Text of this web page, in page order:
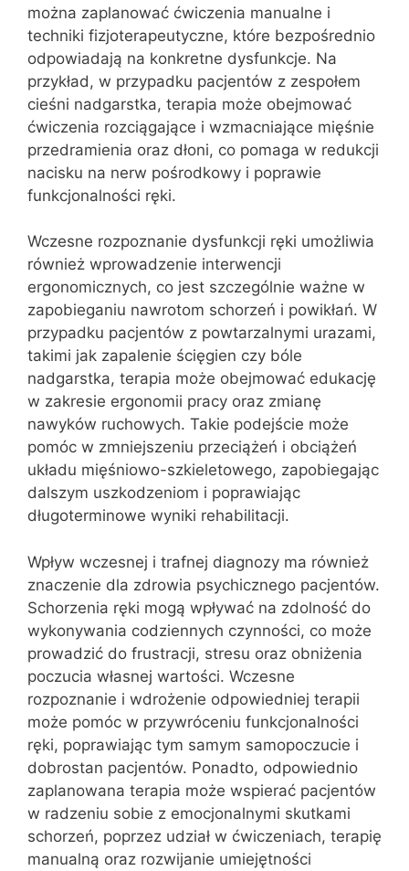
można zaplanować ćwiczenia manualne i
techniki fizjoterapeutyczne, które bezpośrednio
odpowiadają na konkretne dysfunkcje. Na
przykład, w przypadku pacjentów z zespołem
cieśni nadgarstka, terapia może obejmować
ćwiczenia rozciągające i wzmacniające mięśnie
przedramienia oraz dłoni, co pomaga w redukcji
nacisku na nerw pośrodkowy i poprawie
funkcjonalności ręki.
Wczesne rozpoznanie dysfunkcji ręki umożliwia
również wprowadzenie interwencji
ergonomicznych, co jest szczególnie ważne w
zapobieganiu nawrotom schorzeń i powikłań. W
przypadku pacjentów z powtarzalnymi urazami,
takimi jak zapalenie ścięgien czy bóle
nadgarstka, terapia może obejmować edukację
w zakresie ergonomii pracy oraz zmianę
nawyków ruchowych. Takie podejście może
pomóc w zmniejszeniu przeciążeń i obciążeń
układu mięśniowo-szkieletowego, zapobiegając
dalszym uszkodzeniom i poprawiając
długoterminowe wyniki rehabilitacji.
Wpływ wczesnej i trafnej diagnozy ma również
znaczenie dla zdrowia psychicznego pacjentów.
Schorzenia ręki mogą wpływać na zdolność do
wykonywania codziennych czynności, co może
prowadzić do frustracji, stresu oraz obniżenia
poczucia własnej wartości. Wczesne
rozpoznanie i wdrożenie odpowiedniej terapii
może pomóc w przywróceniu funkcjonalności
ręki, poprawiając tym samym samopoczucie i
dobrostan pacjentów. Ponadto, odpowiednio
zaplanowana terapia może wspierać pacjentów
w radzeniu sobie z emocjonalnymi skutkami
schorzeń, poprzez udział w ćwiczeniach, terapię
manualną oraz rozwijanie umiejętności